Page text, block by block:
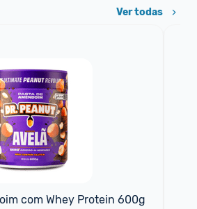
Ver todas
com Whey Protein 600g